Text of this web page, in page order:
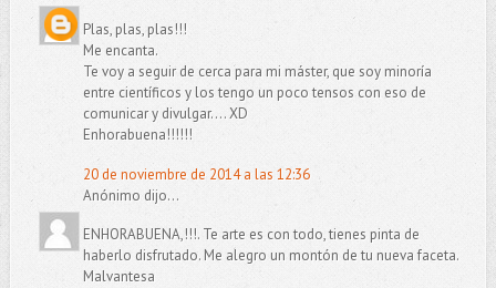
Plas, plas, plas!!!
Me encanta.
Te voy a seguir de cerca para mi máster, que soy minoría
entre científicos y los tengo un poco tensos con eso de
comunicar y divulgar.... XD
Enhorabuena!!!!!!
20 de noviembre de 2014 a las 12:36
Anónimo dijo...
ENHORABUENA,!!!. Te arte es con todo, tienes pinta de
haberlo disfrutado. Me alegro un montón de tu nueva faceta.
Malvantesa